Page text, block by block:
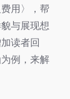
用〉，帮
与展现想
读者回
例，来解